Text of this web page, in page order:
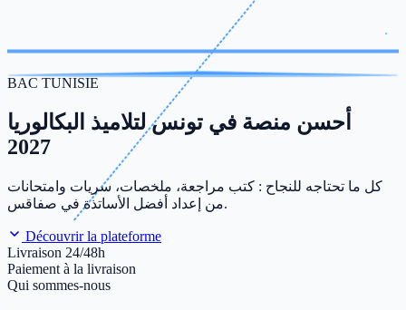
BAC TUNISIE
أحسن منصة في تونس لتلاميذ البكالوريا
2027
كل ما تحتاجه للنجاح : كتب مراجعة، ملخصات، سريات وامتحانات
من إعداد أفضل الأساتذة في صفاقس.
Découvrir la plateforme
Livraison 24/48h
Paiement à la livraison
Qui sommes-nous